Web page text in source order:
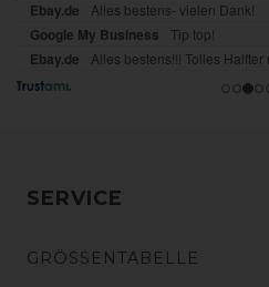
SERVICE
GRÖSSENTABELLE